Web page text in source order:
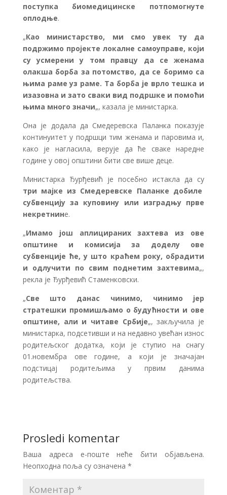
поступка биомедицинске потпомогнуте
оплодње.
„Као министарство, ми смо увек ту да
подржимо пројекте локалне самоуправе, који
су усмерени у том правцу да се женама
олакша борба за потомство, да се боримо са
њима раме уз раме. Та борба је врло тешка и
изазовна и зато сваки вид подршке и помоћи
њима много значи„, казала је министарка.
Она је додала да Смедеревска Паланка показује
континуитет у подршци тим женама и паровима и,
како је нагласила, верује да ће сваке наредне
године у овој општини бити све више деце.
Министарка Ђурђевић је посебно истакла да су
три мајке из Смедеревске Паланке добиле
субвенцију за куповину или изградњу прве
некретнине.
„Имамо још аплицираних захтева из ове
општине и комисија за доделу ове
субвенције ће, у што краћем року, обрадити
и одлучити по свим поднетим захтевима„,
рекла је Ђурђевић Стаменковски.
„Све што данас чинимо, чинимо јер
стратешки промишљамо о будућности и ове
општине, али и читаве Србије„, закључила је
министарка, подсетивши и на недавно увећан износ
родитељског додатка, који је ступио на снагу
01.новембра ове године, а који је значајан
подстицај родитељима у првим данима
родитељства.
Prosledi komentar
Ваша адреса е-поште неће бити објављена.
Неопходна поља су означена *